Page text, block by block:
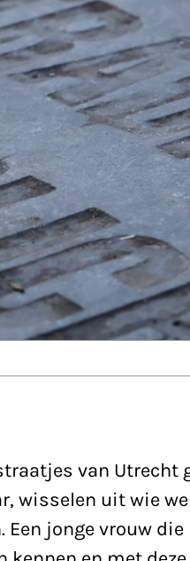
van Utrecht
wisselen uit wie
Een jonge vrouw